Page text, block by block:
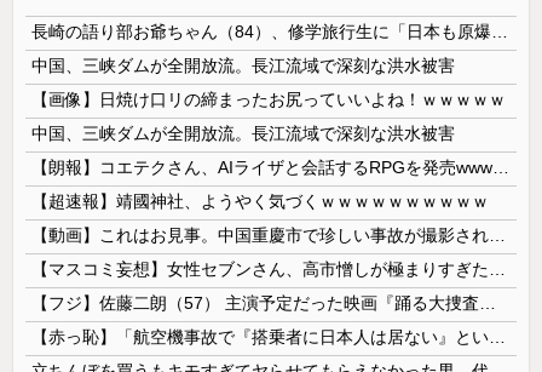
中国、三峡ダムが全開放流。長江流域で深刻な洪水被害
【画像】日焼け口リの締まったお尻っていいよね！ｗｗｗｗｗ
中国、三峡ダムが全開放流。長江流域で深刻な洪水被害
【超速報】靖國神社、ようやく気づくｗｗｗｗｗｗｗｗｗｗ